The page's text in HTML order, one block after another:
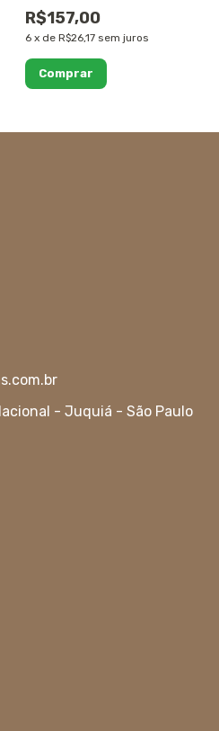
R$157,00
6 x de R$26,17 sem juros
- Juquiá - São Paulo